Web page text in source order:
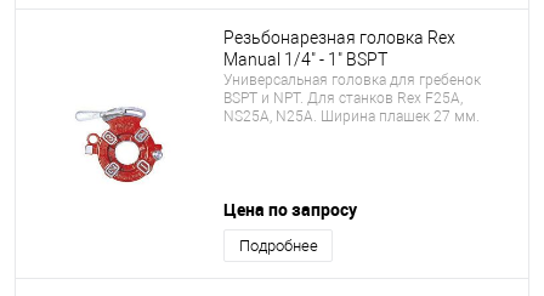
Резьбонарезная головка Rex
Manual 1/4" - 1" BSPT
Универсальная головка для гребенок
BSPT и NPT. Для станков Rex F25A,
NS25A, N25A. Ширина плашек 27 мм.
Цена по запросу
Подробнее